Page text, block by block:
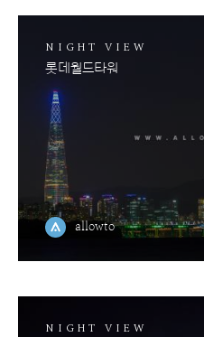
NIGHT VIEW
롯데월드타워
allowto
NIGHT VIEW